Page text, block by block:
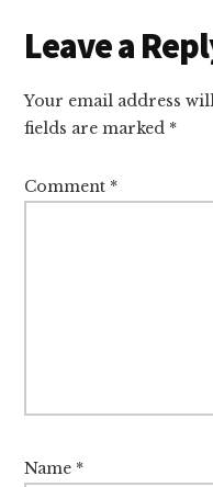
Reader
Interactions
Leave a
Your email address
fields are marked *
Comment *
Name *